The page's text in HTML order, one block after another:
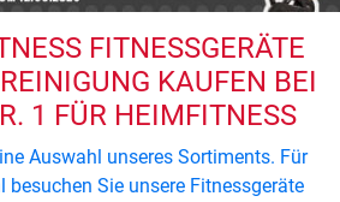
FITNESSGERÄTE
KAUFEN BEI
1 FÜR HEIMFITNESS
Auswahl unseres Sortiments. Für
besuchen Sie unsere Fitnessgeräte